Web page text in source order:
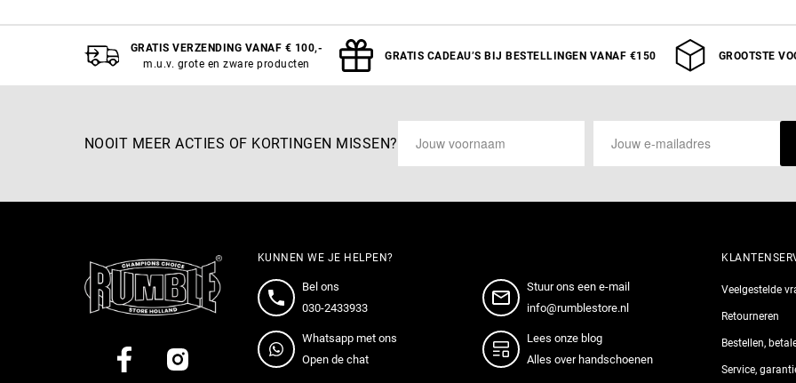
GRATIS VERZENDING VANAF € 100,-
m.u.v. grote en zware producten
GRATIS CADEAU’S BIJ BESTELLINGEN VANAF €150 GROOTSTE
NOOIT MEER ACTIES OF KORTINGEN MISSEN?
KUNNEN WE JE HELPEN?
Bel ons
030-2433933
Stuur ons een e-mail
info@rumblestore.nl
Whatsapp met ons
Open de chat
Lees onze blog
Alles over handschoenen
Veelgestelde
Retourneren
Bestellen,
Service,